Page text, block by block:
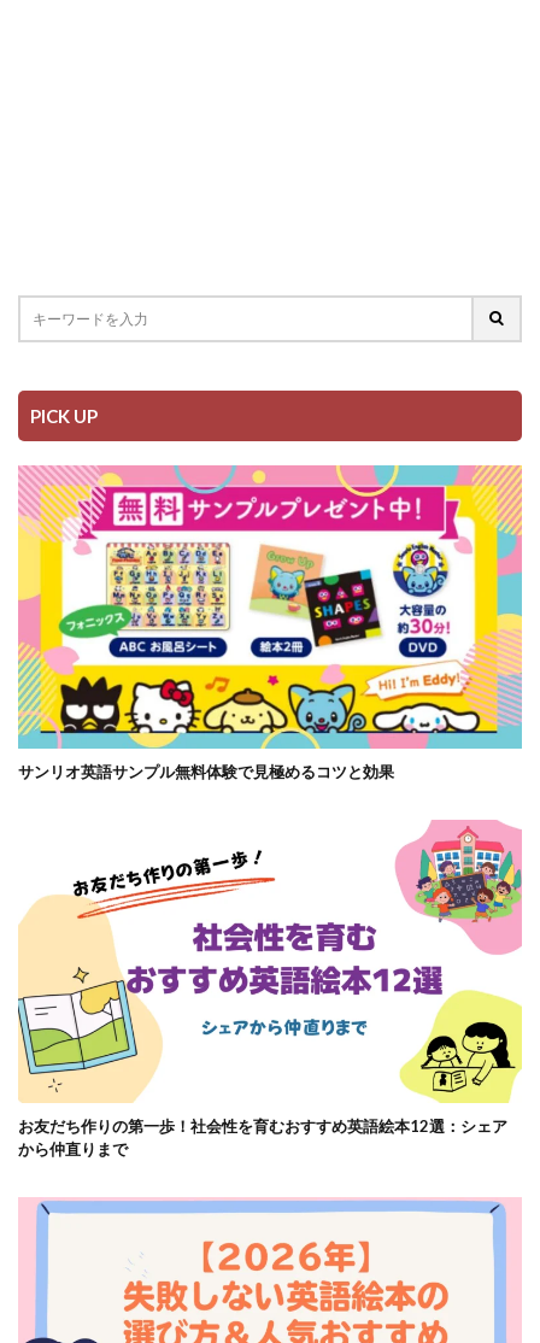
PICK UP
サンリオ英語サンプル無料体験で見極めるコツと効果
お友だち作りの第一歩！社会性を育むおすすめ英語絵本12選：シェア
から仲直りまで